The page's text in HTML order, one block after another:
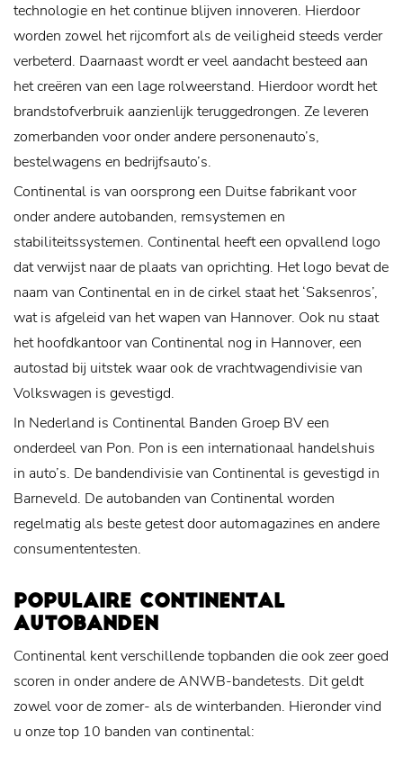
technologie en het continue blijven innoveren. Hierdoor
worden zowel het rijcomfort als de veiligheid steeds verder
verbeterd. Daarnaast wordt er veel aandacht besteed aan
het creëren van een lage rolweerstand. Hierdoor wordt het
brandstofverbruik aanzienlijk teruggedrongen. Ze leveren
zomerbanden voor onder andere personenauto’s,
bestelwagens en bedrijfsauto’s.
Continental is van oorsprong een Duitse fabrikant voor
onder andere autobanden, remsystemen en
stabiliteitssystemen. Continental heeft een opvallend logo
dat verwijst naar de plaats van oprichting. Het logo bevat de
naam van Continental en in de cirkel staat het ‘Saksenros’,
wat is afgeleid van het wapen van Hannover. Ook nu staat
het hoofdkantoor van Continental nog in Hannover, een
autostad bij uitstek waar ook de vrachtwagendivisie van
Volkswagen is gevestigd.
In Nederland is Continental Banden Groep BV een
onderdeel van Pon. Pon is een internationaal handelshuis
in auto’s. De bandendivisie van Continental is gevestigd in
Barneveld. De autobanden van Continental worden
regelmatig als beste getest door automagazines en andere
consumententesten.
POPULAIRE CONTINENTAL
AUTOBANDEN
Continental kent verschillende topbanden die ook zeer goed
scoren in onder andere de ANWB-bandetests. Dit geldt
zowel voor de zomer- als de winterbanden. Hieronder vind
u onze top 10 banden van continental: